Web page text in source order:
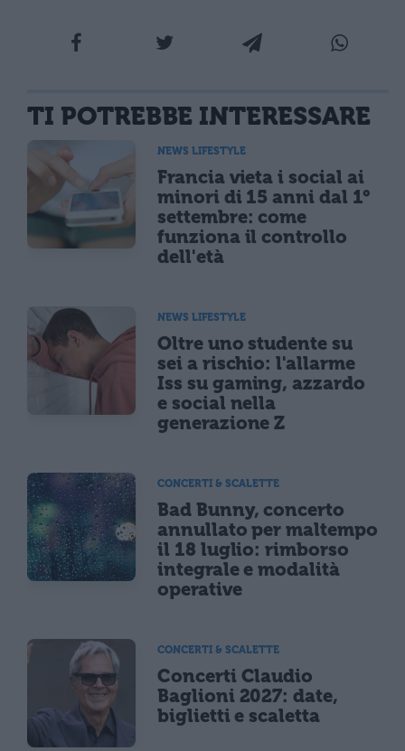
TI POTREBBE INTERESSARE
NEWS LIFESTYLE
Francia vieta i social ai
minori di 15 anni dal 1°
settembre: come
funziona il controllo
dell'età
NEWS LIFESTYLE
Oltre uno studente su
sei a rischio: l'allarme
Iss su gaming, azzardo
e social nella
generazione Z
CONCERTI & SCALETTE
Bad Bunny, concerto
annullato per maltempo
il 18 luglio: rimborso
integrale e modalità
operative
CONCERTI & SCALETTE
Concerti Claudio
Baglioni 2027: date,
biglietti e scaletta